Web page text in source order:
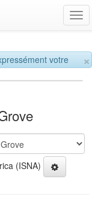
×
votre
(ISNA)